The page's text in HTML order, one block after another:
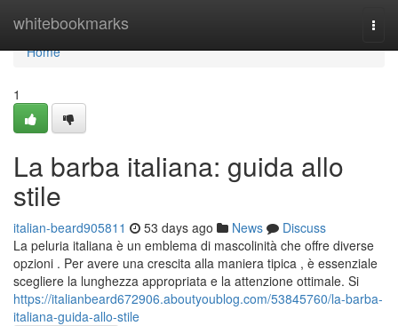
whitebookmarks
Home
Home
1
La barba italiana: guida allo
stile
italian-beard905811 53 days ago News
Discuss
La peluria italiana è un emblema di mascolinità che offre diverse
opzioni . Per avere una crescita alla maniera tipica , è essenziale
scegliere la lunghezza appropriata e la attenzione ottimale. Si
https://italianbeard672906.aboutyoublog.com/53845760/la-barba-
italiana-guida-allo-stile